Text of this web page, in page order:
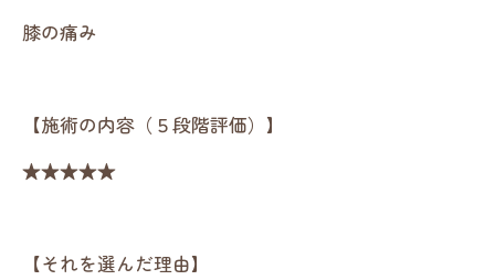
膝の痛み
【施術の内容（５段階評価）】
★★★★★
【それを選んだ理由】